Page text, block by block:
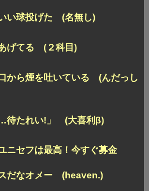
い球投げた (名無し)
げてる (２科目)
から煙を吐いている (んだっし
待たれい!」 (大喜利β)
ニセフは最高！今すぐ募金
だなオメー (heaven.)